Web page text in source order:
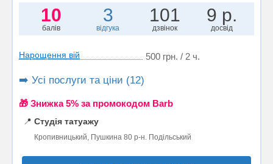
10
балів
3
відгука
101
дзвінок
9 р.
досвід
Нарощення вій 500 грн. / 2 ч.
➡️ Усі послуги та ціни (12)
🎁 Знижка 5% за промокодом Barb
📍 Студія татуажу
Кропивницький, Пушкина 80 р-н. Подільський